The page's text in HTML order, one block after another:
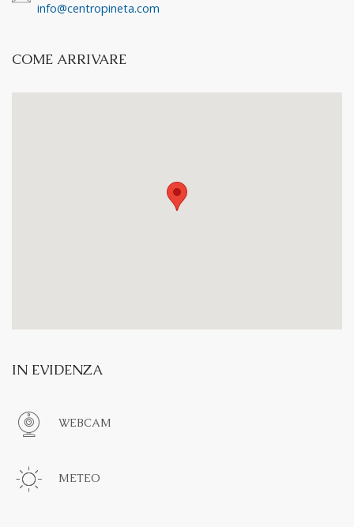
info@centropineta.com
COME ARRIVARE
IN EVIDENZA
WEBCAM
METEO